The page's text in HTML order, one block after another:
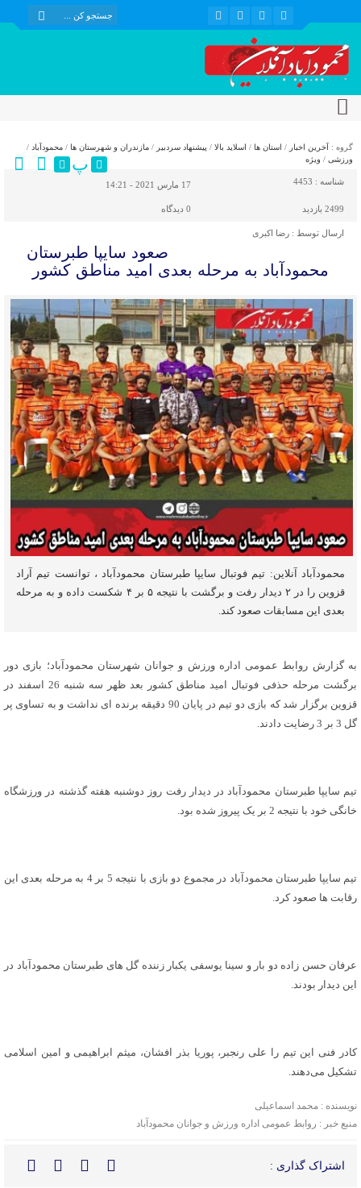
گروه : آخرین اخبار / استان ها / اسلاید بالا / پیشنهاد سردبیر / مازندران و شهرستان ها / محمودآباد /
ورزشی / ویژه پ
شناسه : 4453 17 مارس 2021 - 14:21
2499 بازدید 0 دیدگاه
ارسال توسط : رضا اکبری
صعود سایپا طبرستان
محمودآباد به مرحله بعدی امید مناطق کشور
محمودآباد آنلاین: تیم فوتبال سایپا طبرستان محمودآباد ، توانست تیم آراد
قزوین را در ۲ دیدار رفت و برگشت با نتیجه ۵ بر ۴ شکست داده و به مرحله
بعدی این مسابقات صعود کند.
به گزارش روابط عمومی اداره ورزش و جوانان شهرستان محمودآباد؛ بازی دور
برگشت مرحله حذفی فوتبال امید مناطق کشور بعد ظهر سه شنبه 26 اسفند در
قزوین برگزار شد که بازی دو تیم در پایان 90 دقیقه برنده ای نداشت و به تساوی پر
گل 3 بر 3 رضایت دادند.
تیم سایپا طبرستان محمودآباد در دیدار رفت روز دوشنبه هفته گذشته در ورزشگاه
خانگی خود با نتیجه 2 بر یک پیروز شده بود.
تیم سایپا طبرستان محمودآباد در مجموع دو بازی با نتیجه 5 بر 4 به مرحله بعدی این
رقابت ها صعود کرد.
عرفان حسن زاده دو ‌بار و سینا یوسفی یکبار زننده گل های طبرستان محمودآباد در
این دیدار بودند.
کادر فنی این تیم را علی رنجبر، پوریا بذر افشان، میثم ابراهیمی و امین اسلامی
تشکیل می‌دهند.
نویسنده : محمد اسماعیلی
منبع خبر : روابط عمومی اداره ورزش و جوانان محمودآباد
اشتراک گذاری :